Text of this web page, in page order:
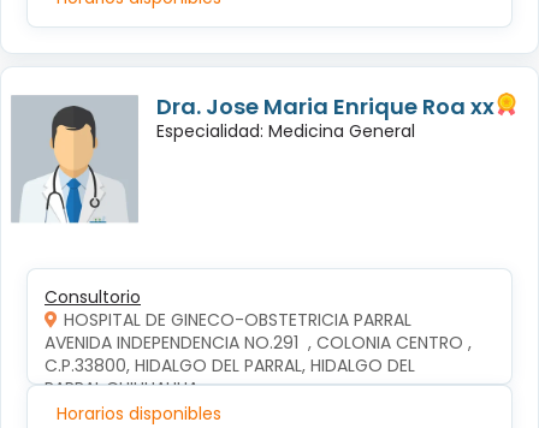
Dra. Jose Maria Enrique Roa xx
Especialidad: Medicina General
Consultorio
HOSPITAL DE GINECO-OBSTETRICIA PARRAL
AVENIDA INDEPENDENCIA NO.291  , COLONIA CENTRO ,
C.P.33800, HIDALGO DEL PARRAL, HIDALGO DEL
PARRAL,CHIHUAHUA
Horarios disponibles